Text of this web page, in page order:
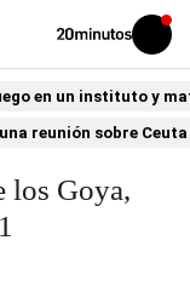
Volver
Iniciar
sesión
en un instituto y
reunión sobre
los Goya,